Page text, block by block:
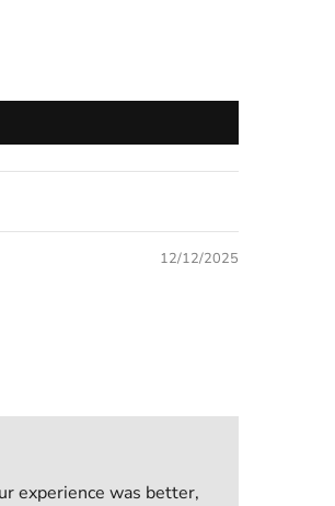
12/12/2025
experience was better,